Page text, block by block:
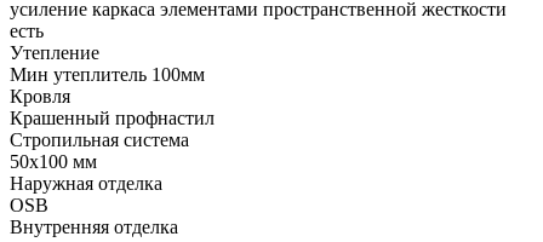
усиление каркаса элементами пространственной жесткости
есть
Утепление
Мин утеплитель 100мм
Кровля
Крашенный профнастил
Стропильная система
50х100 мм
Наружная отделка
OSB
Внутренняя отделка